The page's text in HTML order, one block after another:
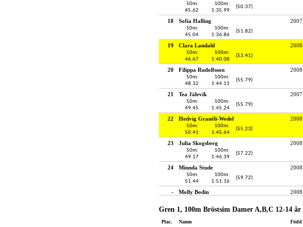
50m:
45.62
100m:
1:35.99
(50.37)
18 Sofia Halling 2007
50m:
45.04
100m:
1:36.86
(51.82)
19 Clara Landahl 2008
50m:
46.67
100m:
1:40.08
(53.41)
20 Filippa Rudolfsson 2008
50m:
48.32
100m:
1:44.11
(55.79)
21 Tea Jälevik 2007
50m:
49.45
100m:
1:45.24
(55.79)
22 Hedvig Granéli-Wedel 2008
50m:
50.41
100m:
1:45.64
(55.23)
23 Julia Skogsberg 2008
50m:
49.17
100m:
1:46.39
(57.22)
24 Minnda Stude 2008
50m:
51.44
100m:
1:51.16
(59.72)
- Molly Bodin 2008
Gren 1, 100m Bröstsim Damer A,B,C 12-14 år
Plac. Namn Född